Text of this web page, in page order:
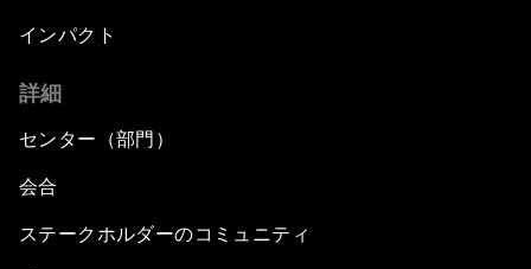
インパクト
詳細
センター（部門）
会合
ステークホルダーのコミュニティ